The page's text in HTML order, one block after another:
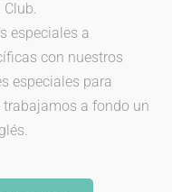
especiales a
con nuestros
especiales para
a fondo un